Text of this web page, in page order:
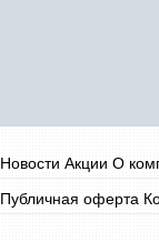
Новости Акции О
Публичная оферта